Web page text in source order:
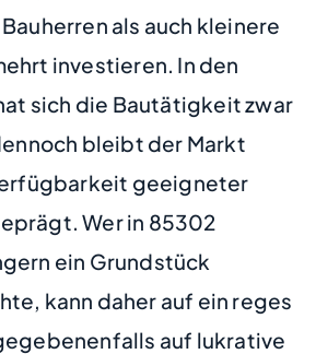
als auch kleinere
investieren. In den
sich die Bautätigkeit zwar
bleibt der Markt
geeigneter
Wer in 85302
ein Grundstück
kann daher auf ein reges
auf lukrative